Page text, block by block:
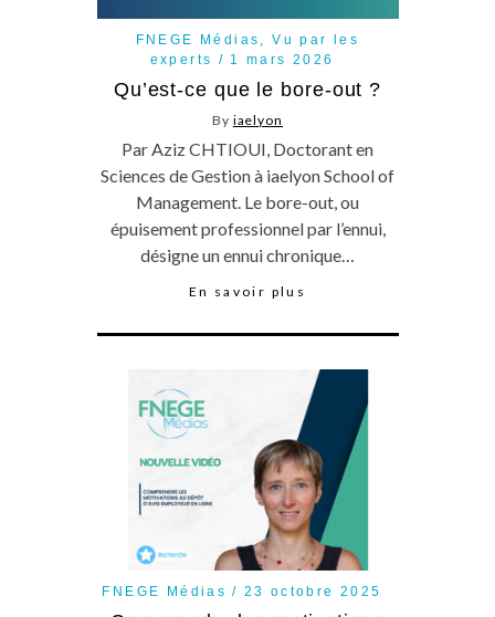
FNEGE Médias ,Vu par les
experts
1 mars 2026
Qu’est-ce que le bore-out ?
By iaelyon
Par Aziz CHTIOUI, Doctorant en
Sciences de Gestion à iaelyon School of
Management. Le bore-out, ou
épuisement professionnel par l’ennui,
désigne un ennui chronique…
En savoir plus
FNEGE Médias 23 octobre 2025